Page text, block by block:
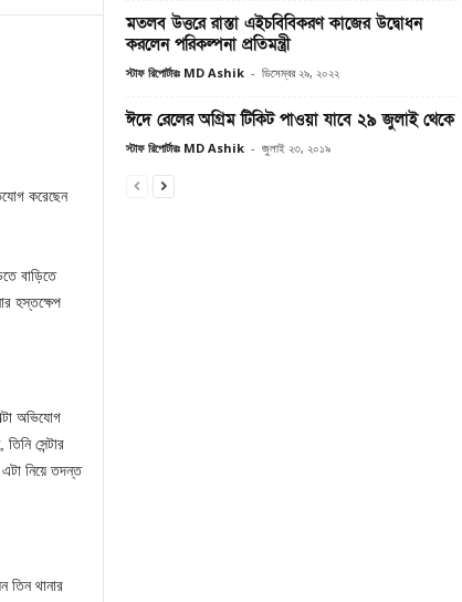
করেছেন
বাড়িতে
হস্তক্ষেপ
অভিযোগ
সেন্টার
নিয়ে তদন্ত
তিন থানার
মতলব উত্তরে রাস্তা এইচবিবিকরণ কাজের উদ্বোধন
করলেন পরিকল্পনা প্রতিমন্ত্রী
স্টাফ রিপোর্টারঃ MD Ashik - ডিসেম্বর ২৯, ২০২২
ঈদে রেলের অগ্রিম টিকিট পাওয়া যাবে ২৯ জুলাই থেকে
স্টাফ রিপোর্টারঃ MD Ashik - জুলাই ২৩, ২০১৯